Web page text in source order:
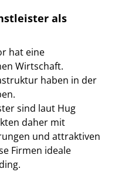
als
hat eine
Wirtschaft.
haben in der
sind laut Hug
daher mit
und attraktiven
Firmen ideale